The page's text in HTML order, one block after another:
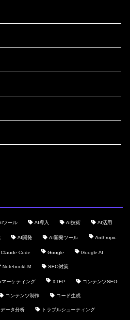
ツール AI導入 AI技術 AI活用
AI開発 AI開発ツール Anthropic
Claude Code Google Google AI
NotebookLM SEO対策
マーケティング XTEP コンテンツSEO
コンテンツ制作 コード生成
データ分析 トラブルシューティング